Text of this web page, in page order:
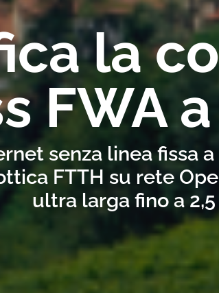
la
FWA
senza linea fissa
FTTH su rete
ultra larga fino a